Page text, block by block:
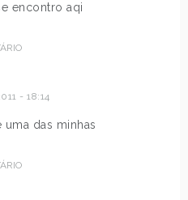
encontro aqi
- 18:14
das minhas